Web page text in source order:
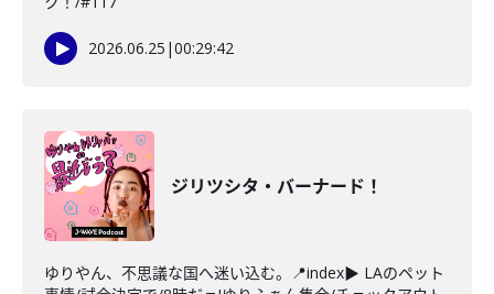
2026.06.25 |00:29:42
ジリツシタ・バーナード！
ゆりやん、不思議な国へ迷い込む。📍index▶ LAのペット